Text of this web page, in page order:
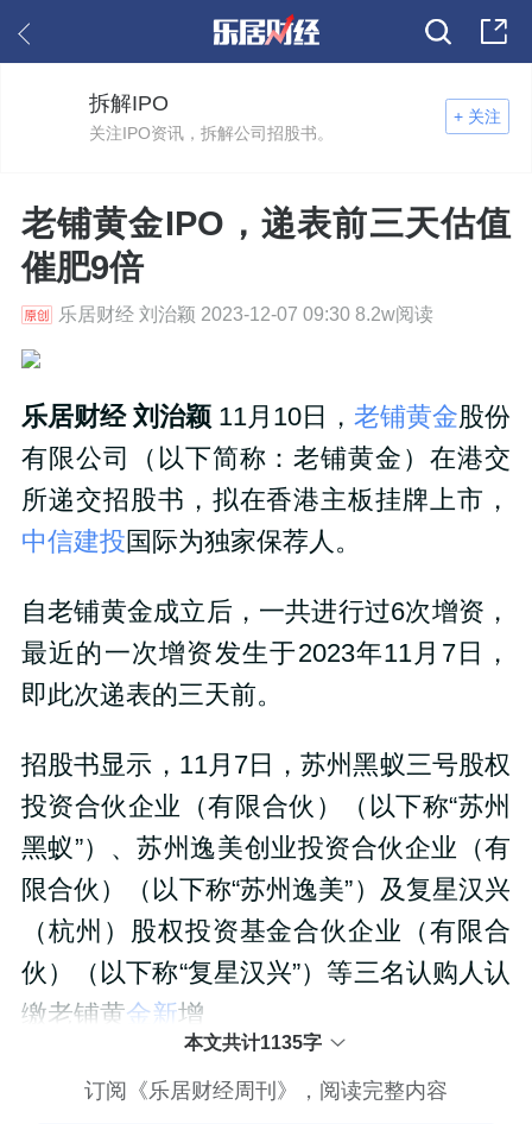
+ 关注
拆解IPO
关注IPO资讯，拆解公司招股书。
老铺黄金IPO，递表前三天估值
催肥9倍
乐居财经 刘治颖 2023-12-07 09:30 8.2w阅读
乐居财经 刘治颖 11月10日，老铺黄金股份
有限公司（以下简称：老铺黄金）在港交
所递交招股书，拟在香港主板挂牌上市，
中信建投国际为独家保荐人。
自老铺黄金成立后，一共进行过6次增资，
最近的一次增资发生于2023年11月7日，
即此次递表的三天前。
招股书显示，11月7日，苏州黑蚁三号股权
投资合伙企业（有限合伙）（以下称“苏州
黑蚁”）、苏州逸美创业投资合伙企业（有
限合伙）（以下称“苏州逸美”）及复星汉兴
（杭州）股权投资基金合伙企业（有限合
伙）（以下称“复星汉兴”）等三名认购人认
缴老铺黄金新增
本文共计1135字
订阅《乐居财经周刊》，阅读完整内容